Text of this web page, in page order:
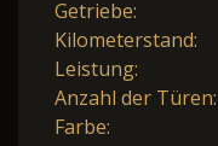
Getriebe:
Kilometerstand:
Leistung:
Anzahl der Türen:
Farbe: